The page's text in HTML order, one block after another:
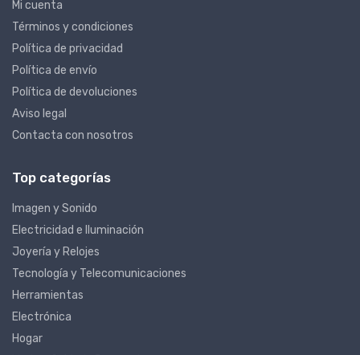
Mi cuenta
Términos y condiciones
Política de privacidad
Política de envío
Política de devoluciones
Aviso legal
Contacta con nosotros
Top categorías
Imagen y Sonido
Electricidad e Iluminación
Joyería y Relojes
Tecnología y Telecomunicaciones
Herramientas
Electrónica
Hogar